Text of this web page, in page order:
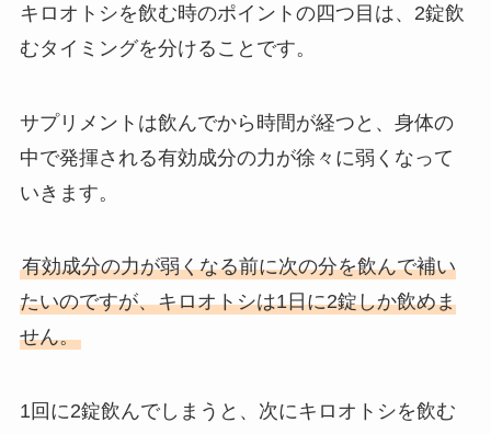
キロオトシを飲む時のポイントの四つ目は、2錠飲
むタイミングを分けることです。
サプリメントは飲んでから時間が経つと、身体の
中で発揮される有効成分の力が徐々に弱くなって
いきます。
有効成分の力が弱くなる前に次の分を飲んで補い
たいのですが、キロオトシは1日に2錠しか飲めま
せん。
1回に2錠飲んでしまうと、次にキロオトシを飲む